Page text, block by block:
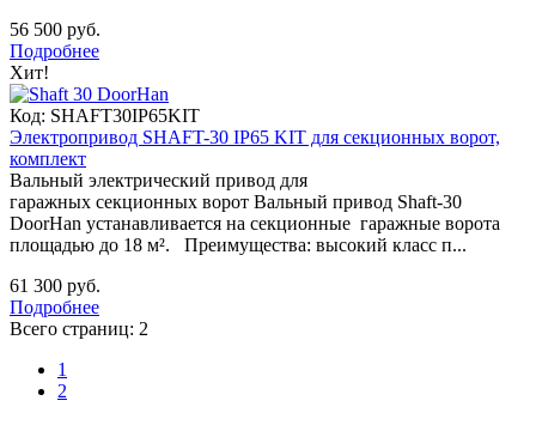
56 500 руб.
Подробнее
Хит!
Код: SHAFT30IP65KIT
Электропривод SHAFT-30 IP65 KIT для секционных ворот,
комплект
Вальный электрический привод для
гаражных секционных ворот Вальный привод Shaft-30
DoorHan устанавливается на секционные гаражные ворота
площадью до 18 м². Преимущества: высокий класс п...
61 300 руб.
Подробнее
Всего страниц: 2
1
2